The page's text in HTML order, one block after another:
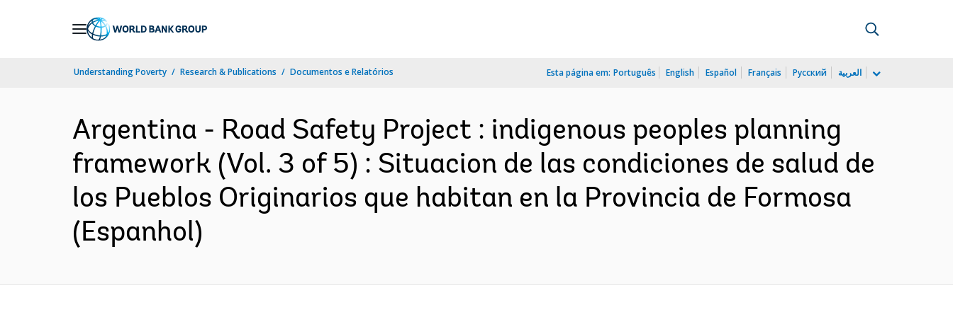
Understanding Poverty Research & Publications Documentos e Relatórios Esta página em: Português English Español Français Русский العربية
Argentina - Road Safety Project : indigenous peoples planning
framework (Vol. 3 of 5) : Situacion de las condiciones de salud de
los Pueblos Originarios que habitan en la Provincia de Formosa
(Espanhol)